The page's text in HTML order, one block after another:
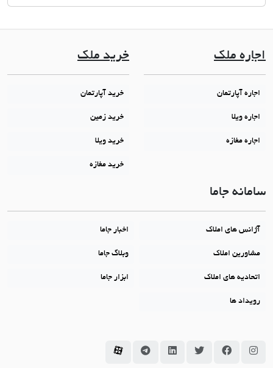
اجاره ملک
اجاره آپارتمان
اجاره ویلا
اجاره مغازه
خرید ملک
خرید آپارتمان
خرید زمین
خرید ویلا
خرید مغازه
سامانه جاما
آژانس های املاک اخبار جاما
مشاورین املاک وبلاگ جاما
اتحادیه های املاک ابزار جاما
رویداد ها
سامانه جاما در اینستاگرام
سامانه جاما در فیسبوک
سامانه جاما در توئیتر
سامانه جاما در لینکداین
سامانه جاما در تلگرام
سامانه جاما در آپارات